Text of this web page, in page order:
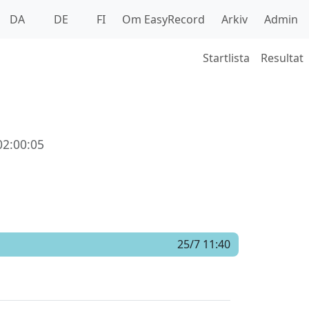
DA DE FI Om EasyRecord Arkiv Admin
Startlista Resultat
25/7 11:40